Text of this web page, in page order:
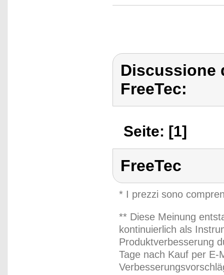
Discussione
FreeTec:
Seite: [1]
FreeTec
* I prezzi sono
** Diese Meinung
kontinuierlich als
Produktverbesserung
Tage nach Kauf per E-